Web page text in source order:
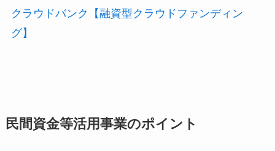
クラウドバンク【融資型クラウドファンディン
グ】
民間資金等活用事業のポイント